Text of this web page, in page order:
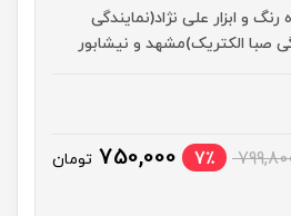
و ابزار علی نژاد(نمایندگی
صبا الکتریک)مشهد و نیشابور
7٪ 750,000 تومان